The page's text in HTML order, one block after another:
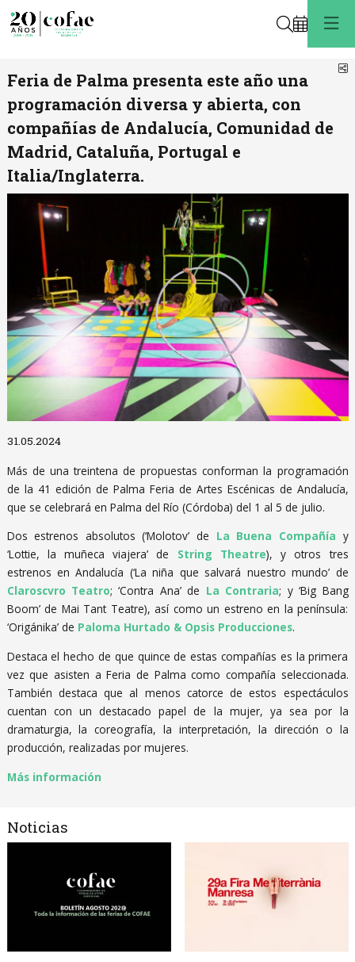
Buscar
Feria de Palma presenta este año una
programación diversa y abierta, con
compañías de Andalucía, Comunidad de
Madrid, Cataluña, Portugal e
Italia/Inglaterra.
31.05.2024
Más de una treintena de propuestas conforman la programación
de la 41 edición de Palma Feria de Artes Escénicas de Andalucía,
que se celebrará en Palma del Río (Córdoba) del 1 al 5 de julio.
Dos estrenos absolutos (‘Molotov’ de La Buena Compañía y
‘Lottie, la muñeca viajera’ de String Theatre), y otros tres
estrenos en Andalucía (‘La niña que salvará nuestro mundo’ de
Claroscvro Teatro; ‘Contra Ana’ de La Contraria; y ‘Big Bang
Boom’ de Mai Tant Teatre), así como un estreno en la península:
‘Origánika’ de Paloma Hurtado & Opsis Producciones.
Destaca el hecho de que quince de estas compañías es la primera
vez que asisten a Feria de Palma como compañía seleccionada.
También destaca que al menos catorce de estos espectáculos
cuentan con un destacado papel de la mujer, ya sea por la
dramaturgia, la coreografía, la interpretación, la dirección o la
producción, realizadas por mujeres.
Más información
Noticias